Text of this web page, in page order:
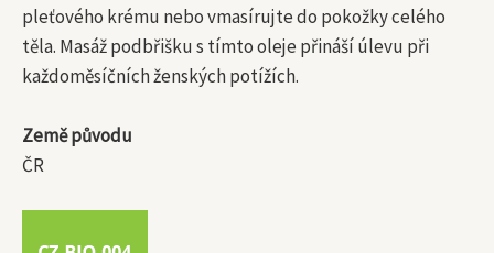
pleťového krému nebo vmasírujte do pokožky celého
těla. Masáž podbřišku s tímto oleje přináší úlevu při
každoměsíčních ženských potížích.
Země původu
ČR